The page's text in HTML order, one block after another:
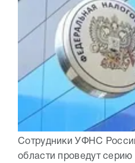
Сотрудники УФНС
области проведут серию